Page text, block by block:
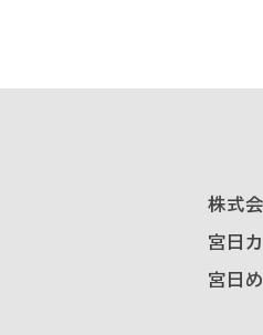
株式
宮日
宮日